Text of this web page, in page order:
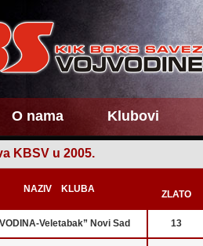
O nama Klubovi
KBSV u 2005.
NAZIV KLUBA ZLATO
Veletabak” Novi Sad 13